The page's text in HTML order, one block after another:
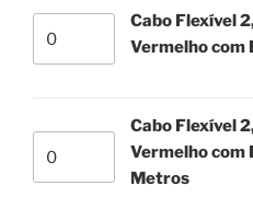
R$6,00
através
Flexível
Vermelho
com
Branco
Cabo Flexível
Vermelho com
Flexível
Cabo Flexível
Vermelho com
Metros